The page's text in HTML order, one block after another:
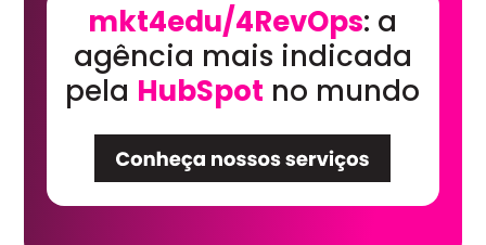
mkt4edu/4RevOps: a
agência mais indicada
pela HubSpot no mundo